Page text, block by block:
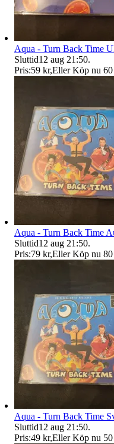
Aqua - Turn Back Time
Sluttid12 aug 21:50.
Pris:59 kr,Eller Köp nu
Aqua - Turn Back Time
Sluttid12 aug 21:50.
Pris:79 kr,Eller Köp nu
Aqua - Turn Back Time
Sluttid12 aug 21:50.
Pris:49 kr,Eller Köp nu